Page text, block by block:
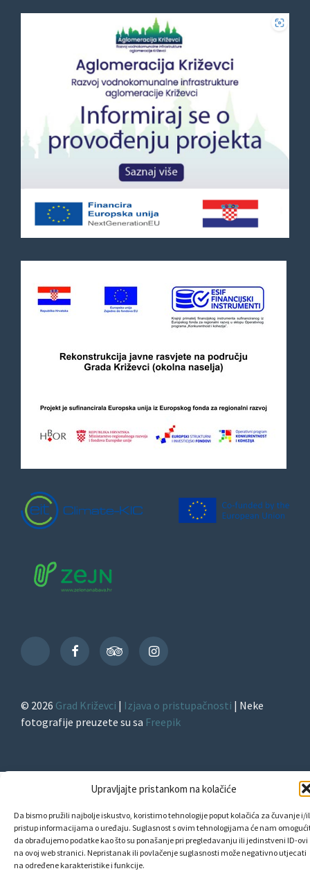
Upravljajte pristankom na kolačiće
Da bismo pružili najbolje iskustvo, koristimo tehnologije poput kolačića za čuvanje i/
pristup informacijama o uređaju. Suglasnost s ovim tehnologijama će nam
da obrađujemo podatke kao što su ponašanje pri pregledavanju ili jedinstveni ID-ovi
na ovoj web stranici. Nepristanak ili povlačenje suglasnosti može negativno utjecati
na određene karakteristike i funkcije.
TikTok
FacebookTripAdvisorInstagram
© 2026 Grad Križevci | Izjava o pristupačnosti | Neke
fotografije preuzete su sa Freepik